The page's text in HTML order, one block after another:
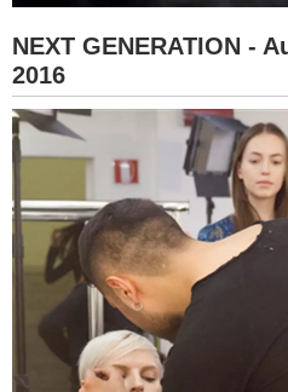
NEXT GENERATION -
2016